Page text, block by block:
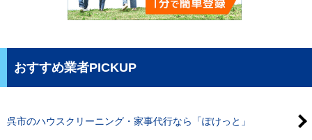
おすすめ業者PICKUP
呉市のハウスクリーニング・家事代行なら「ぽけっと」